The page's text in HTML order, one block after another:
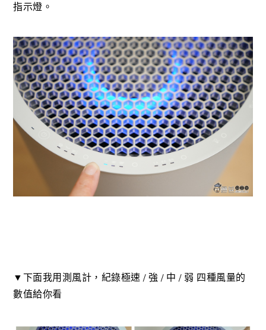
指示燈。
▼下面我用測風計，紀錄極速 / 強 / 中 / 弱 四種風量的
數值給你看